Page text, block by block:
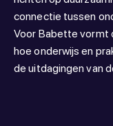
connectie tussen
Voor Babette vormt
hoe onderwijs en
de uitdagingen van